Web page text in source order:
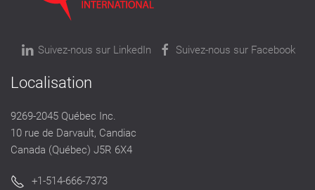
Suivez-nous sur LinkedIn Suivez-nous sur Facebook
Localisation
9269-2045 Québec Inc.
10 rue de Darvault, Candiac
Canada (Québec) J5R 6X4
+1-514-666-7373